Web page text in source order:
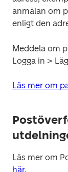
anmälan om
enligt den
Meddela om
Logga in >
Läs mer om
här.